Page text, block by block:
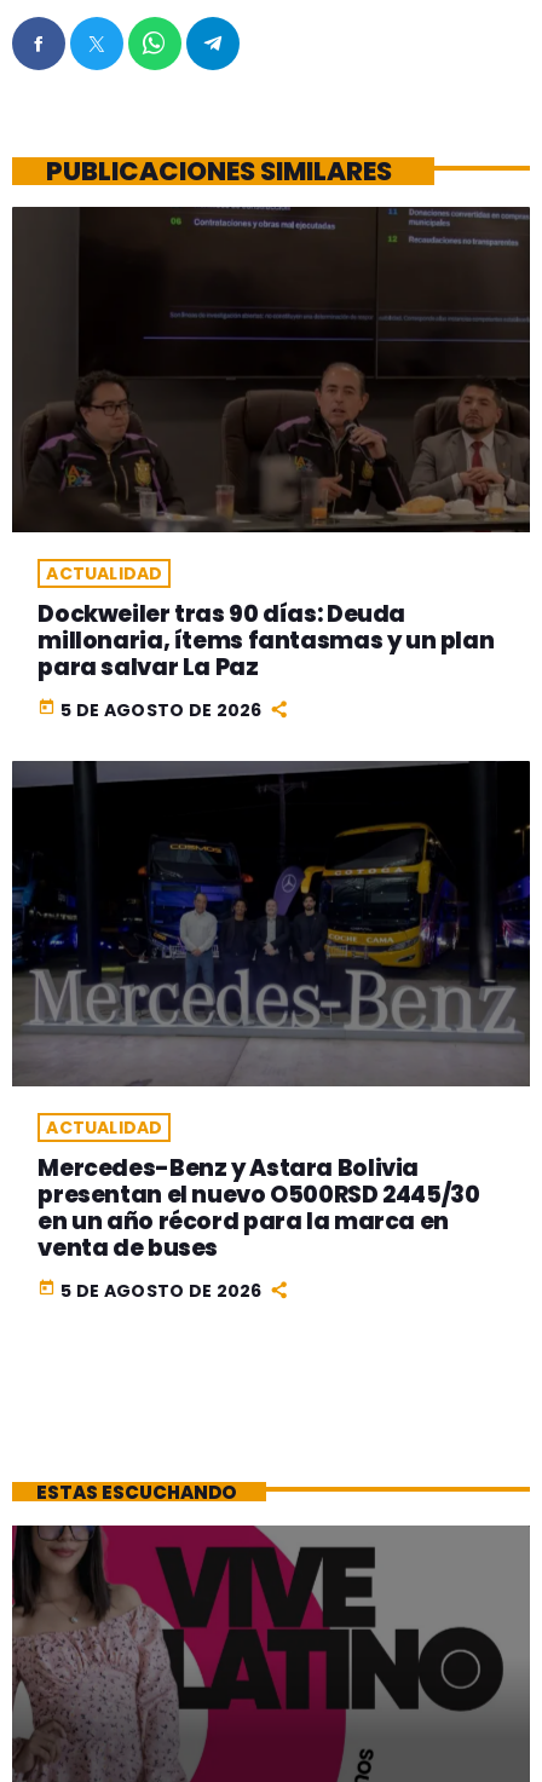
PUBLICACIONES SIMILARES
ACTUALIDAD
Dockweiler tras 90 días: Deuda
millonaria, ítems fantasmas y un plan
para salvar La Paz
today 5 DE AGOSTO DE 2026
ACTUALIDAD
Mercedes-Benz y Astara Bolivia
presentan el nuevo O500RSD 2445/30
en un año récord para la marca en
venta de buses
today 5 DE AGOSTO DE 2026
ESTAS ESCUCHANDO